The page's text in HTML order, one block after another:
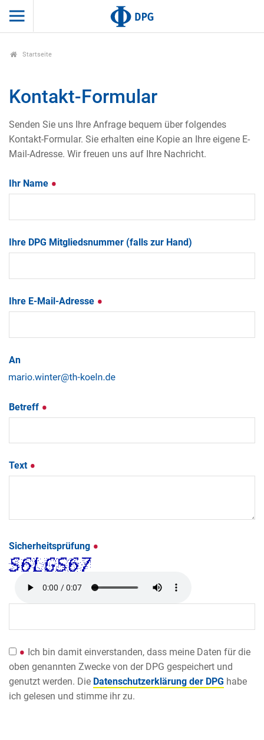
Startseite
Kontakt-Formular
Senden Sie uns Ihre Anfrage bequem über folgendes
Kontakt-Formular. Sie erhalten eine Kopie an Ihre eigene E-
Mail-Adresse. Wir freuen uns auf Ihre Nachricht.
Ihr Name
Ihre DPG Mitgliedsnummer (falls zur Hand)
Ihre E-Mail-Adresse
An
Betreff
Text
Sicherheitsprüfung
Ich bin damit einverstanden, dass meine Daten für die
oben genannten Zwecke von der DPG gespeichert und
genutzt werden. Die Datenschutzerklärung der DPG habe
ich gelesen und stimme ihr zu.